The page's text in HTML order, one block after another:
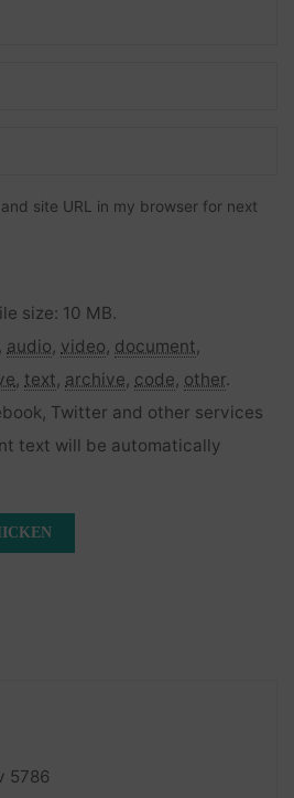
site URL in my browser for next
size: 10 MB.
, audio, video, document,
, text, archive, code, other.
Twitter and other services
text will be automatically
5786